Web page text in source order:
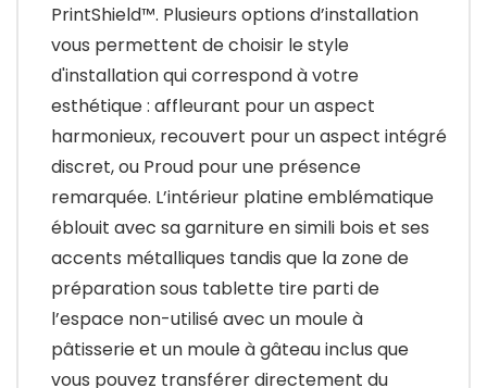
PrintShield™. Plusieurs options d’installation
vous permettent de choisir le style
d'installation qui correspond à votre
esthétique : affleurant pour un aspect
harmonieux, recouvert pour un aspect intégré
discret, ou Proud pour une présence
remarquée. L’intérieur platine emblématique
éblouit avec sa garniture en simili bois et ses
accents métalliques tandis que la zone de
préparation sous tablette tire parti de
l’espace non-utilisé avec un moule à
pâtisserie et un moule à gâteau inclus que
vous pouvez transférer directement du